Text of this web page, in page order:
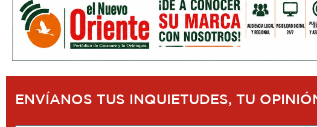
ENVÍANOS TUS INQUIETUDES, TU